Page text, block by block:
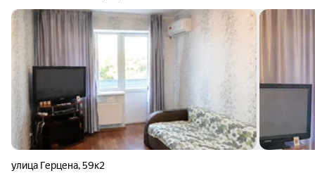
улица Герцена,59к2